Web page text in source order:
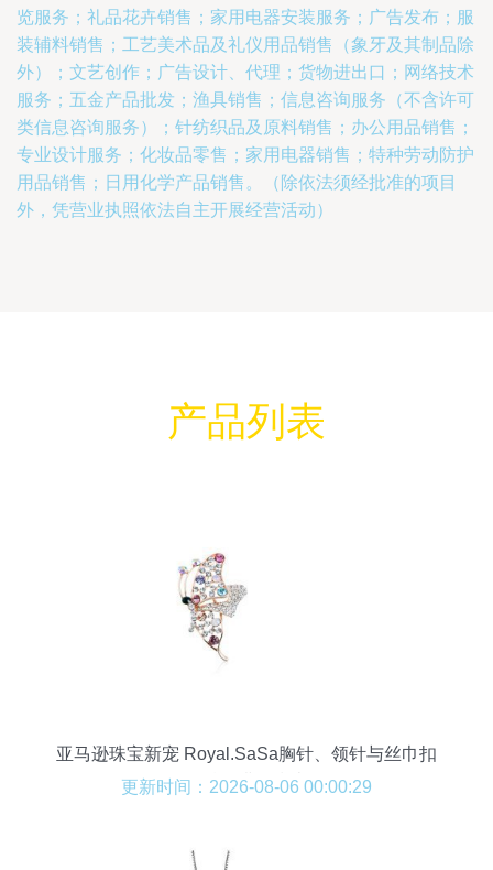
览服务；礼品花卉销售；家用电器安装服务；广告发布；服
装辅料销售；工艺美术品及礼仪用品销售（象牙及其制品除
外）；文艺创作；广告设计、代理；货物进出口；网络技术
服务；五金产品批发；渔具销售；信息咨询服务（不含许可
类信息咨询服务）；针纺织品及原料销售；办公用品销售；
专业设计服务；化妆品零售；家用电器销售；特种劳动防护
用品销售；日用化学产品销售。（除依法须经批准的项目
外，凭营业执照依法自主开展经营活动）
产品列表
亚马逊珠宝新宠 Royal.SaSa胸针、领针与丝巾扣
的精致搭配指南
更新时间：2026-08-06 00:00:29